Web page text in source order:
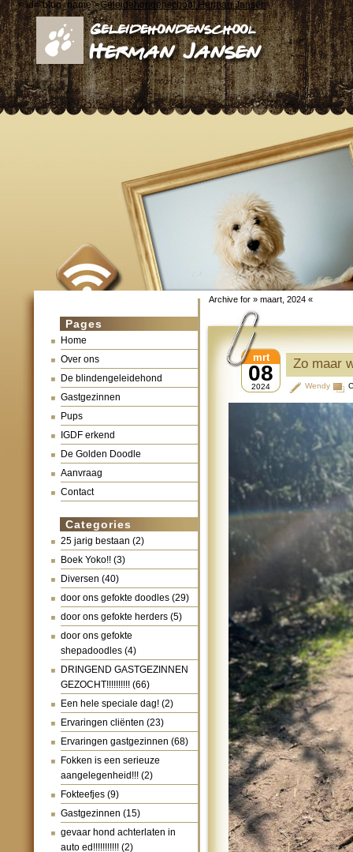
< id="blog_name">Geleidehondenschool Herman Jansen
Pages
Home
Over ons
De blindengeleidehond
Gastgezinnen
Pups
IGDF erkend
De Golden Doodle
Aanvraag
Contact
Categories
25 jarig bestaan (2)
Boek Yoko!! (3)
Diversen (40)
door ons gefokte doodles (29)
door ons gefokte herders (5)
door ons gefokte
shepadoodles (4)
DRINGEND GASTGEZINNEN
GEZOCHT!!!!!!!!!! (66)
Een hele speciale dag! (2)
Ervaringen cliënten (23)
Ervaringen gastgezinnen (68)
Fokken is een serieuze
aangelegenheid!!! (2)
Fokteefjes (9)
Gastgezinnen (15)
gevaar hond achterlaten in
auto ed!!!!!!!!!!! (2)
Archive for » maart, 2024 «
Zo maar
08
mrt
2024 Wendy